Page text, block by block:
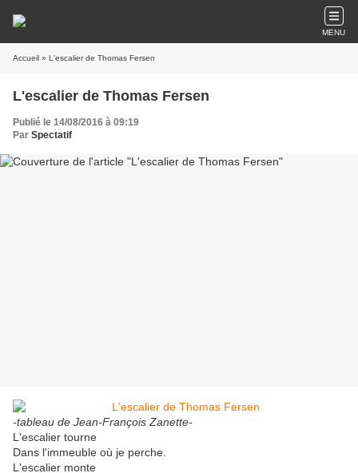
MENU
Accueil » L'escalier de Thomas Fersen
L'escalier de Thomas Fersen
Publié le 14/08/2016 à 09:19
Par Spectatif
-tableau de Jean-François Zanette-
L'escalier tourne
Dans l'immeuble où je perche.
L'escalier monte